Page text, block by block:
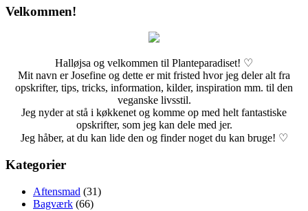
Velkommen!
Halløjsa og velkommen til Planteparadiset! ♡
Mit navn er Josefine og dette er mit fristed hvor jeg deler alt fra
opskrifter, tips, tricks, information, kilder, inspiration mm. til den
veganske livsstil.
Jeg nyder at stå i køkkenet og komme op med helt fantastiske
opskrifter, som jeg kan dele med jer.
Jeg håber, at du kan lide den og finder noget du kan bruge! ♡
Kategorier
Aftensmad (31)
Bagværk (66)